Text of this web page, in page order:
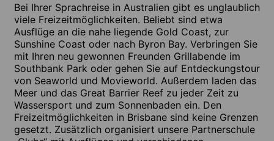
Bei Ihrer Sprachreise in Australien gibt es unglaublich
viele Freizeitmöglichkeiten. Beliebt sind etwa
Ausflüge an die nahe liegende Gold Coast, zur
Sunshine Coast oder nach Byron Bay. Verbringen Sie
mit Ihren neu gewonnen Freunden Grillabende im
Southbank Park oder gehen Sie auf Entdeckungstour
von Seaworld und Movieworld. Außerdem laden das
Meer und das Great Barrier Reef zu jeder Zeit zu
Wassersport und zum Sonnenbaden ein. Den
Freizeitmöglichkeiten in Brisbane sind keine Grenzen
gesetzt. Zusätzlich organisiert unsere Partnerschule